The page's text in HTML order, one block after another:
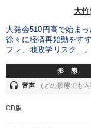
大
大発会510円高で始ま
徐々に経済再始動をす
フレ、地政学リスク…
形 態
headset 音声 （どの形態でも
CD版